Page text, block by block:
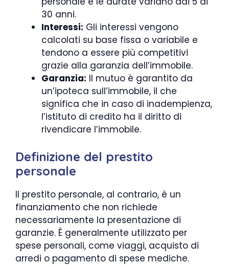
30 anni.
Interessi: Gli interessi vengono
calcolati su base fissa o variabile e
tendono a essere più competitivi
grazie alla garanzia dell’immobile.
Garanzia: Il mutuo è garantito da
un’ipoteca sull’immobile, il che
significa che in caso di inadempienza,
l’istituto di credito ha il diritto di
rivendicare l’immobile.
Definizione del prestito
personale
Il prestito personale, al contrario, è un
finanziamento che non richiede
necessariamente la presentazione di
garanzie. È generalmente utilizzato per
spese personali, come viaggi, acquisto di
arredi o pagamento di spese mediche.